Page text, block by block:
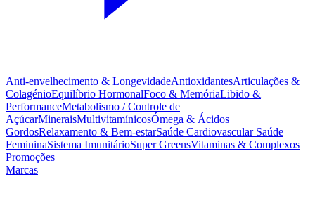
Anti-envelhecimento & LongevidadeAntioxidantesArticulações &
ColagénioEquilíbrio HormonalFoco & MemóriaLibido &
PerformanceMetabolismo / Controle de
AçúcarMineraisMultivitamínicosÓmega & Ácidos
GordosRelaxamento & Bem-estarSaúde Cardiovascular Saúde
FemininaSistema ImunitárioSuper GreensVitaminas & Complexos
Promoções
Marcas